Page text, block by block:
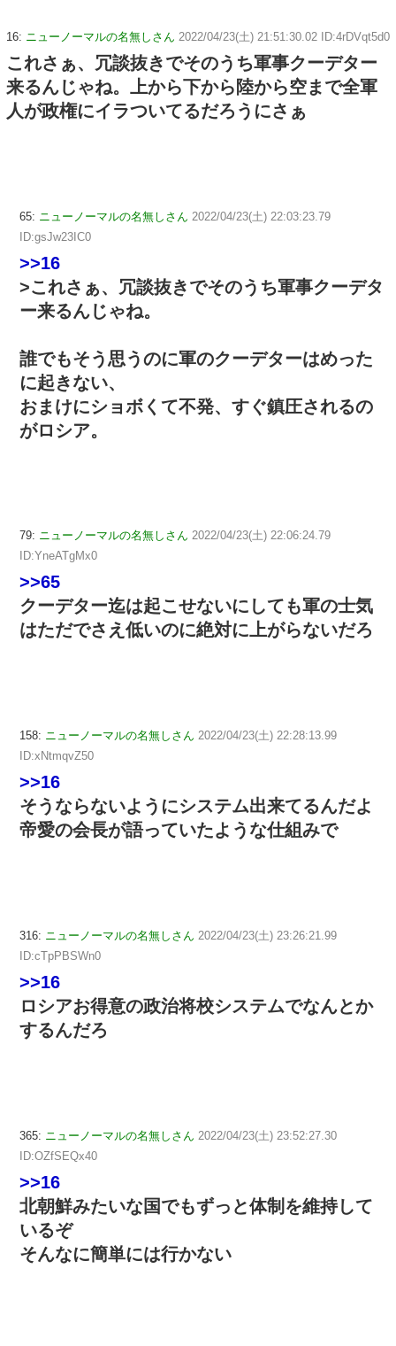
16: ニューノーマルの名無しさん 2022/04/23(土) 21:51:30.02 ID:4rDVqt5d0
これさぁ、冗談抜きでそのうち軍事クーデター
来るんじゃね。上から下から陸から空まで全軍
人が政権にイラついてるだろうにさぁ
65: ニューノーマルの名無しさん 2022/04/23(土) 22:03:23.79
ID:gsJw23IC0
>>16
>これさぁ、冗談抜きでそのうち軍事クーデタ
ー来るんじゃね。
誰でもそう思うのに軍のクーデターはめった
に起きない、
おまけにショボくて不発、すぐ鎮圧されるの
がロシア。
79: ニューノーマルの名無しさん 2022/04/23(土) 22:06:24.79
ID:YneATgMx0
>>65
クーデター迄は起こせないにしても軍の士気
はただでさえ低いのに絶対に上がらないだろ
158: ニューノーマルの名無しさん 2022/04/23(土) 22:28:13.99
ID:xNtmqvZ50
>>16
そうならないようにシステム出来てるんだよ
帝愛の会長が語っていたような仕組みで
316: ニューノーマルの名無しさん 2022/04/23(土) 23:26:21.99
ID:cTpPBSWn0
>>16
ロシアお得意の政治将校システムでなんとか
するんだろ
365: ニューノーマルの名無しさん 2022/04/23(土) 23:52:27.30
ID:OZfSEQx40
>>16
北朝鮮みたいな国でもずっと体制を維持して
いるぞ
そんなに簡単には行かない